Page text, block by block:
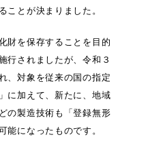
ことが決まりました。
財を保存することを目的
行されましたが、令和３
、対象を従来の国の指定
に加えて、新たに、地域
の製造技術も「登録無形
能になったものです。